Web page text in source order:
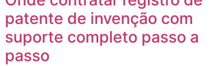
patente de invenção com
suporte completo passo a
passo